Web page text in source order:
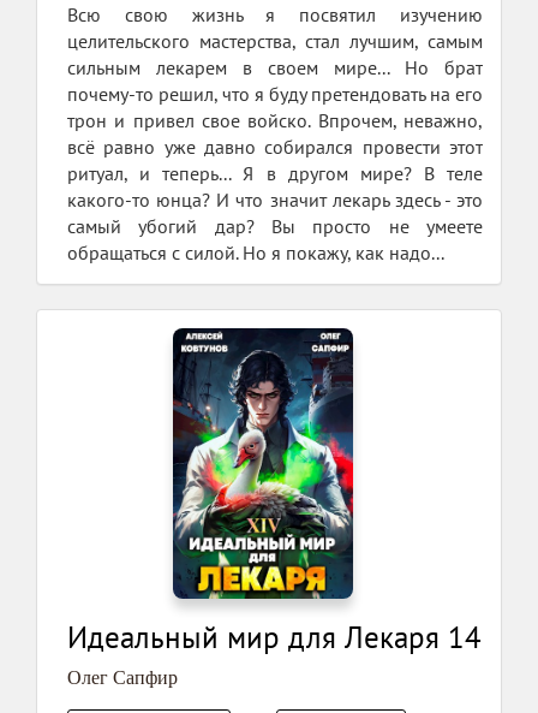
Всю свою жизнь я посвятил изучению
целительского мастерства, стал лучшим, самым
сильным лекарем в своем мире... Но брат
почему-то решил, что я буду претендовать на его
трон и привел свое войско. Впрочем, неважно,
всё равно уже давно собирался провести этот
ритуал, и теперь... Я в другом мире? В теле
какого-то юнца? И что значит лекарь здесь - это
самый убогий дар? Вы просто не умеете
обращаться с силой. Но я покажу, как надо...
Идеальный мир для Лекаря 14
Олег Сапфир